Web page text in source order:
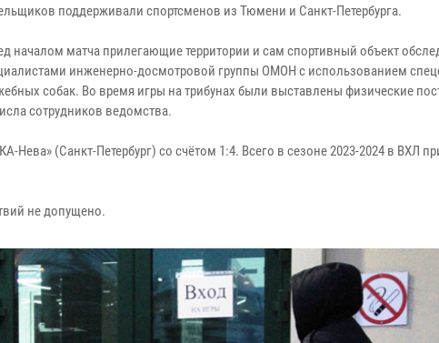
поддерживали спортсменов из Тюмени и Санкт-Петербурга.
началом матча прилегающие территории и сам спортивный объект
инженерно-досмотровой группы ОМОН с использованием
собак. Во время игры на трибунах были выставлены физические
сотрудников ведомства.
Нева» (Санкт-Петербург) со счётом 1:4. Всего в сезоне 2023-2024 в ВХЛ
не допущено.